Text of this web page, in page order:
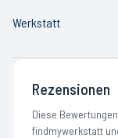
Werkstatt
Rezensionen
Diese
findmywerkstatt